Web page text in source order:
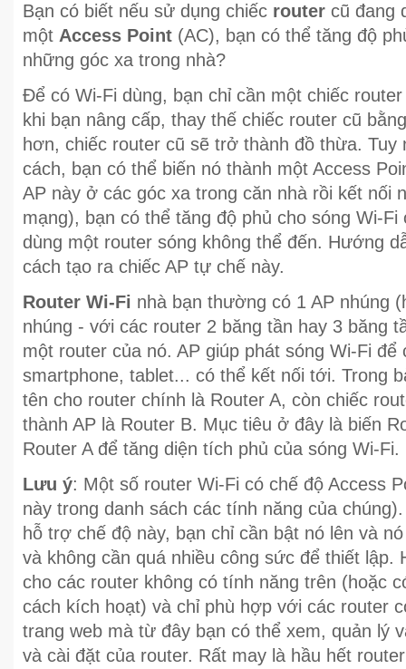
Bạn có biết nếu sử dụng chiếc router cũ đang
một Access Point (AC), bạn có thể tăng độ
những góc xa trong nhà?
Để có Wi-Fi dùng, bạn chỉ cần một chiếc
khi bạn nâng cấp, thay thế chiếc router cũ
hơn, chiếc router cũ sẽ trở thành đồ thừa. Tuy
cách, bạn có thể biến nó thành một Access
AP này ở các góc xa trong căn nhà rồi kết nối
mạng), bạn có thể tăng độ phủ cho sóng Wi-
dùng một router sóng không thể đến. Hướng
cách tạo ra chiếc AP tự chế này.
Router Wi-Fi nhà bạn thường có 1 AP nhúng
nhúng - với các router 2 băng tần hay 3 băng
một router của nó. AP giúp phát sóng Wi-Fi
smartphone, tablet... có thể kết nối tới. Trong
tên cho router chính là Router A, còn chiếc
thành AP là Router B. Mục tiêu ở đây là biến
Router A để tăng diện tích phủ của sóng Wi-Fi.
Lưu ý: Một số router Wi-Fi có chế độ Access
này trong danh sách các tính năng của
hỗ trợ chế độ này, bạn chỉ cần bật nó lên và
và không cần quá nhiều công sức để thiết lập.
cho các router không có tính năng trên (hoặc
cách kích hoạt) và chỉ phù hợp với các router
trang web mà từ đây bạn có thể xem, quản lý
và cài đặt của router. Rất may là hầu hết